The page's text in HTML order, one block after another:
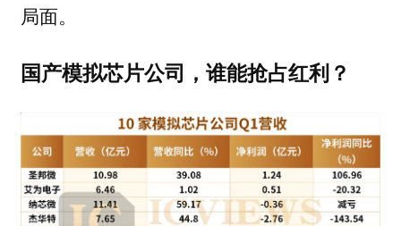
局面。
国产模拟芯片公司，谁能抢占红利？